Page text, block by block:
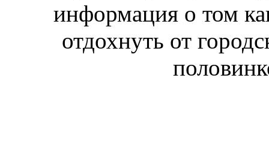
информация о том
отдохнуть от